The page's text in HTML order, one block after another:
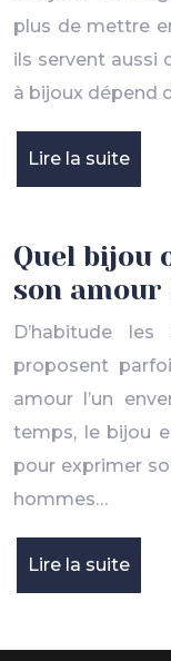
plus de mettre
ils servent aussi
à bijoux dépend
Lire la suite
Quel bijou
son amour
D’habitude
proposent
amour l’un
temps, le bijou
pour exprimer
hommes…
Lire la suite